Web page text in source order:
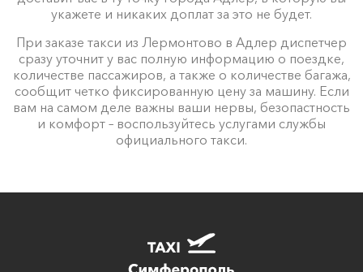
укажете и никаких доплат за это не будет.
При заказе такси из Лермонтово в Адлер диспетчер
сразу уточнит у вас полную информацию о поездке,
количестве пассажиров, а также о количестве багажа,
сообщит четко фиксированную цену за машину. Если
вам на самом деле важны ваши нервы, безопастность
и комфорт – воспользуйтесь услугами службы
официального такси.